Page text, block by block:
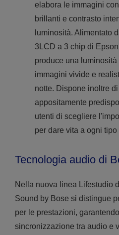
elabora le immagini
brillanti e contrasto
luminosità. Alimentato
3LCD a 3 chip di
produce una
immagini vivide e
notte. Dispone inoltre
appositamente
utenti di scegliere
per dare vita a ogni
Tecnologia audio di
Nella nuova linea Lifestudio
Sound by Bose si distingue
per le prestazioni,
sincronizzazione tra audio e